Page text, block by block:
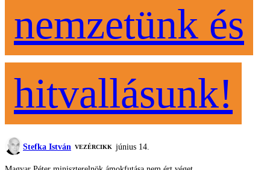
nemzetünk és
hitvallásunk!
Stefka István VEZÉRCIKK június 14.